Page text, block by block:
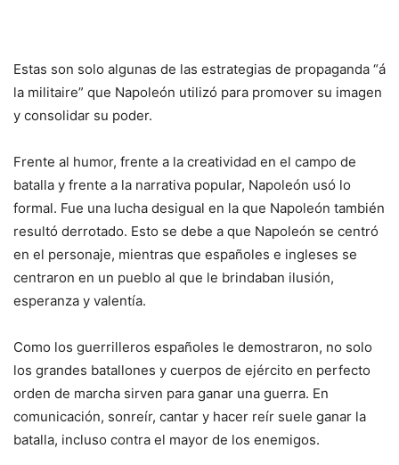
Estas son solo algunas de las estrategias de propaganda “á
la militaire” que Napoleón utilizó para promover su imagen
y consolidar su poder.
Frente al humor, frente a la creatividad en el campo de
batalla y frente a la narrativa popular, Napoleón usó lo
formal. Fue una lucha desigual en la que Napoleón también
resultó derrotado. Esto se debe a que Napoleón se centró
en el personaje, mientras que españoles e ingleses se
centraron en un pueblo al que le brindaban ilusión,
esperanza y valentía.
Como los guerrilleros españoles le demostraron, no solo
los grandes batallones y cuerpos de ejército en perfecto
orden de marcha sirven para ganar una guerra. En
comunicación, sonreír, cantar y hacer reír suele ganar la
batalla, incluso contra el mayor de los enemigos.